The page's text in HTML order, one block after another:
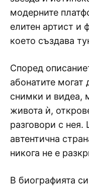
модерните
елитен артист и
което създава
Според
абонатите могат
снимки и видеа,
живота ѝ,
разговори с нея.
автентична
никога не е
В биографията